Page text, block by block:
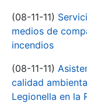
(08-11-11)
medios de
incendios
(08-11-11)
calidad
Legionella en la